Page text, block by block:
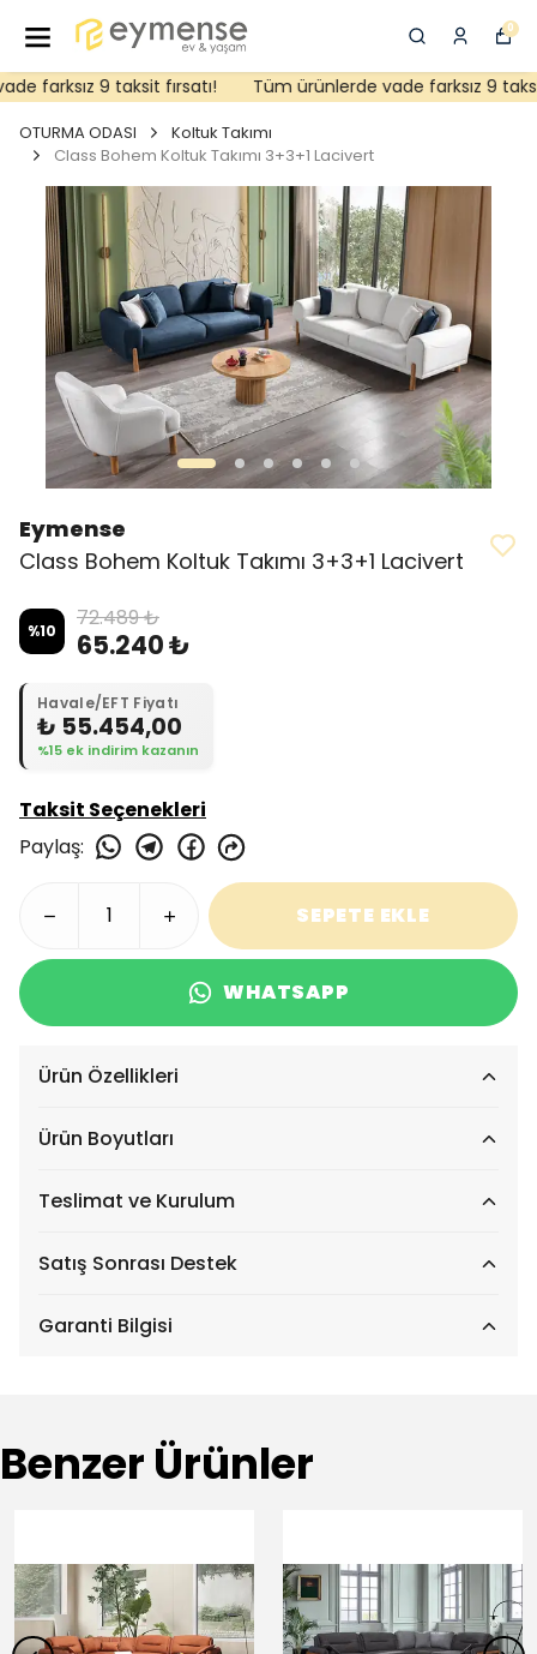
0
farksız 9 taksit fırsatı! Tüm ürünlerde vade farksız 9 taksit
OTURMA ODASI
Koltuk Takımı
Class Bohem Koltuk Takımı 3+3+1 Lacivert
Eymense
Class Bohem Koltuk Takımı 3+3+1 Lacivert
%10 72.489 ₺
65.240 ₺
Havale/EFT Fiyatı
₺ 55.454,00
%15 ek indirim kazanın
Taksit Seçenekleri
Paylaş:
SEPETE EKLE
WHATSAPP
Ürün Özellikleri
Ürün Boyutları
Teslimat ve Kurulum
Satış Sonrası Destek
Garanti Bilgisi
Benzer Ürünler